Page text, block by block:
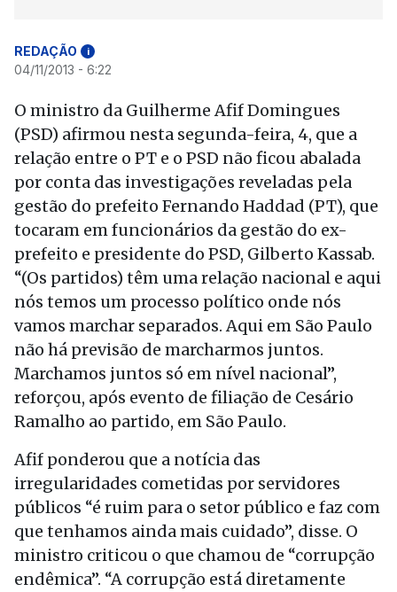
REDAÇÃO i
04/11/2013 - 6:22
O ministro da Guilherme Afif Domingues
(PSD) afirmou nesta segunda-feira, 4, que a
relação entre o PT e o PSD não ficou abalada
por conta das investigações reveladas pela
gestão do prefeito Fernando Haddad (PT), que
tocaram em funcionários da gestão do ex-
prefeito e presidente do PSD, Gilberto Kassab.
“(Os partidos) têm uma relação nacional e aqui
nós temos um processo político onde nós
vamos marchar separados. Aqui em São Paulo
não há previsão de marcharmos juntos.
Marchamos juntos só em nível nacional”,
reforçou, após evento de filiação de Cesário
Ramalho ao partido, em São Paulo.
Afif ponderou que a notícia das
irregularidades cometidas por servidores
públicos “é ruim para o setor público e faz com
que tenhamos ainda mais cuidado”, disse. O
ministro criticou o que chamou de “corrupção
endêmica”. “A corrupção está diretamente